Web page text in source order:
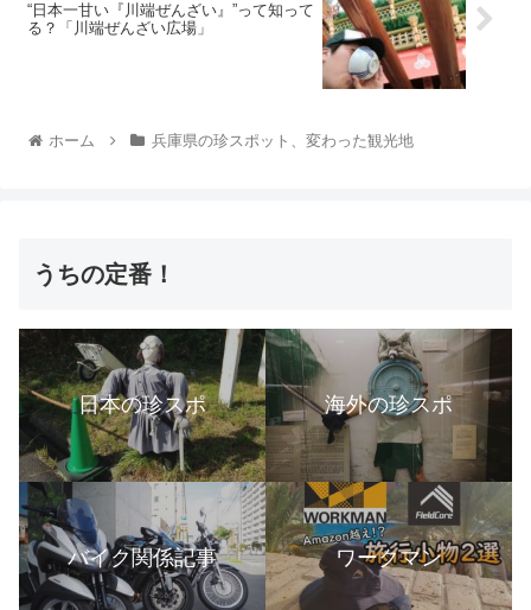
“日本一甘い『川端ぜんざい』”って知って
る？「川端ぜんざい広場」
ホーム 兵庫県の珍スポット、変わった観光地
うちの定番！
日本の珍スポ 海外の珍スポ
バイク関係記事 ワークマン